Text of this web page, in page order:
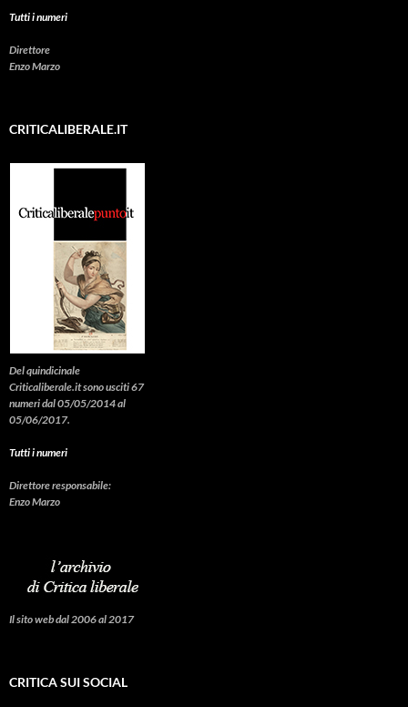
Tutti i numeri
Direttore
Enzo Marzo
CRITICALIBERALE.IT
Del quindicinale
Criticaliberale.it sono usciti 67
numeri dal 05/05/2014 al
05/06/2017.
Tutti i numeri
Direttore responsabile:
Enzo Marzo
Il sito web dal 2006 al 2017
CRITICA SUI SOCIAL